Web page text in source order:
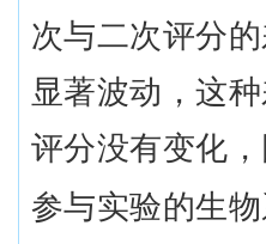
次与二次评分
显著波动，这
评分没有变化
参与实验的生